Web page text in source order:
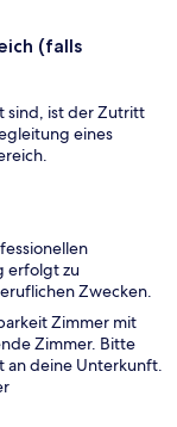
(falls
sind, ist der Zutritt
eines
erfolgt zu
Zwecken.
Zimmer mit
Zimmer. Bitte
an deine Unterkunft.